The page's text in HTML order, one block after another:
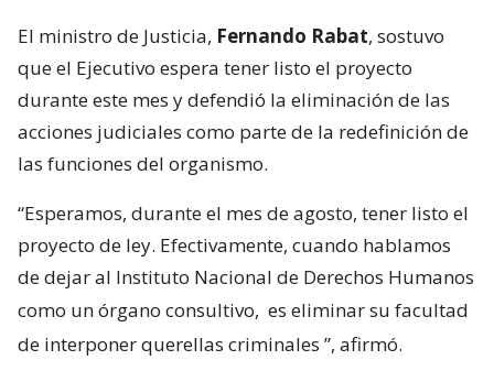
El ministro de Justicia, Fernando Rabat, sostuvo
que el Ejecutivo espera tener listo el proyecto
durante este mes y defendió la eliminación de las
acciones judiciales como parte de la redefinición de
las funciones del organismo.
“Esperamos, durante el mes de agosto, tener listo el
proyecto de ley. Efectivamente, cuando hablamos
de dejar al Instituto Nacional de Derechos Humanos
como un órgano consultivo, es eliminar su facultad
de interponer querellas criminales ”, afirmó.